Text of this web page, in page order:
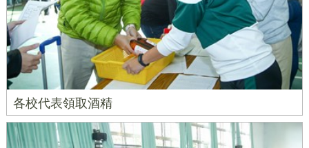
各校代表領取酒精